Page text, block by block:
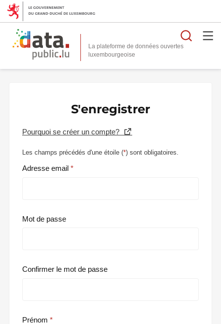
La plateforme de données ouvertes
S'enregistrer
Pourquoi se créer un compte?
Les champs précédés d'une étoile (*) sont obligatoires.
Adresse email
Mot de passe
Confirmer le mot de passe
Prénom